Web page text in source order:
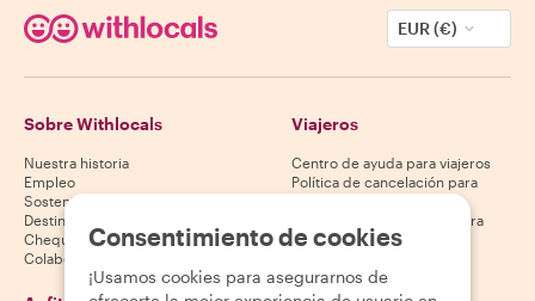
EUR (€)
Sobre Withlocals
Nuestra historia
Empleo
Sostenibilidad
Destinos
Cheques regalo
Colabora con nosotros
Viajeros
Centro de ayuda para viajeros
Política de cancelación para
Términos y condiciones para
viajeros
Consentimiento de cookies
¡Usamos cookies para asegurarnos de